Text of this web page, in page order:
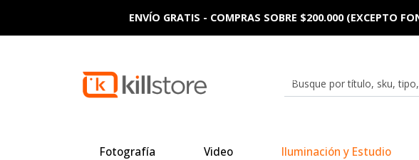
Fotografía Video Iluminación y Estudio
ENVÍO GRATIS - COMPRAS SOBRE $200.000 (EXCEPTO